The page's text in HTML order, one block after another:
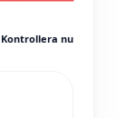
Kontrollera nu